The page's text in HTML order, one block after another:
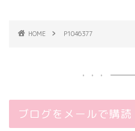
HOME P1046377
ブログをメールで購読